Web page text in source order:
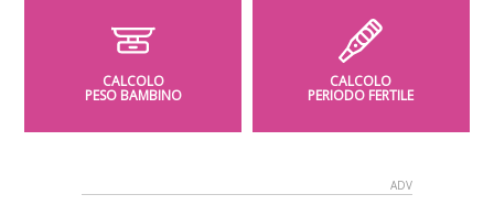
CALCOLO
PESO BAMBINO
CALCOLO
PERIODO FERTILE